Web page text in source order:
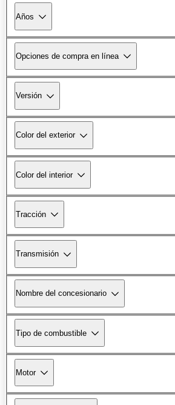
Años
Opciones de compra en línea
Versión
Color del exterior
Color del interior
Tracción
Transmisión
Nombre del concesionario
Tipo de combustible
Motor